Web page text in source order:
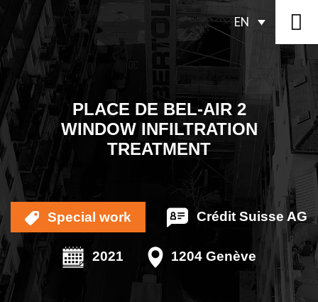
EN
PLACE DE BEL-AIR 2
WINDOW INFILTRATION
TREATMENT
Special work Crédit Suisse AG
2021 1204 Genève